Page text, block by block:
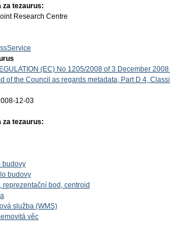
za tezaurus:
Research Centre
(EC) No 1205/2008 of 3 December
of the Council as regards metadata, Part D 4,
12-03
za tezaurus:
budovy
budovy
reprezentační bod, centroid
služba (WMS)
věc